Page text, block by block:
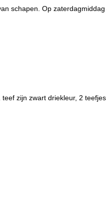
schapen. Op
zijn zwart driekleur, 2